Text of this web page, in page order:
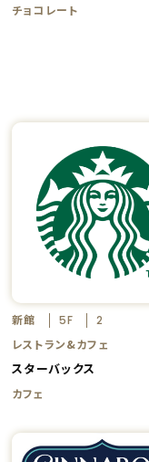
チョコレート
新館 5F
2
レストラン&カフェ
スターバックス
カフェ